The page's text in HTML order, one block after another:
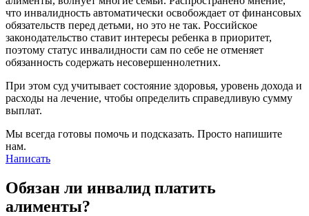
что инвалидность автоматически освобождает от финансовых
обязательств перед детьми, но это не так. Российское
законодательство ставит интересы ребенка в приоритет,
поэтому статус инвалидности сам по себе не отменяет
обязанность содержать несовершеннолетних.
При этом суд учитывает состояние здоровья, уровень дохода и
расходы на лечение, чтобы определить справедливую сумму
выплат.
Мы всегда готовы помочь и подсказать. Просто напишите
нам.
Написать
Обязан ли инвалид платить
алименты?